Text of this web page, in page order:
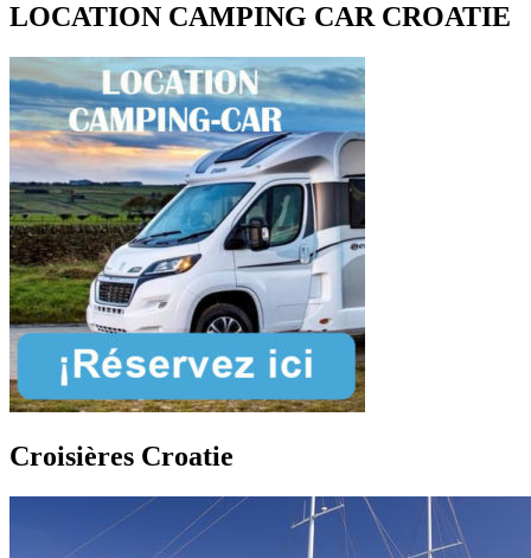
LOCATION CAMPING CAR CROATIE
Croisières Croatie